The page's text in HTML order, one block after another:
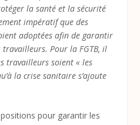
la santé et la sécurité
impératif que des
adoptées afin de garantir
Pour la FGTB, il
travailleurs soient « les
la crise sanitaire s’ajoute
pour garantir les